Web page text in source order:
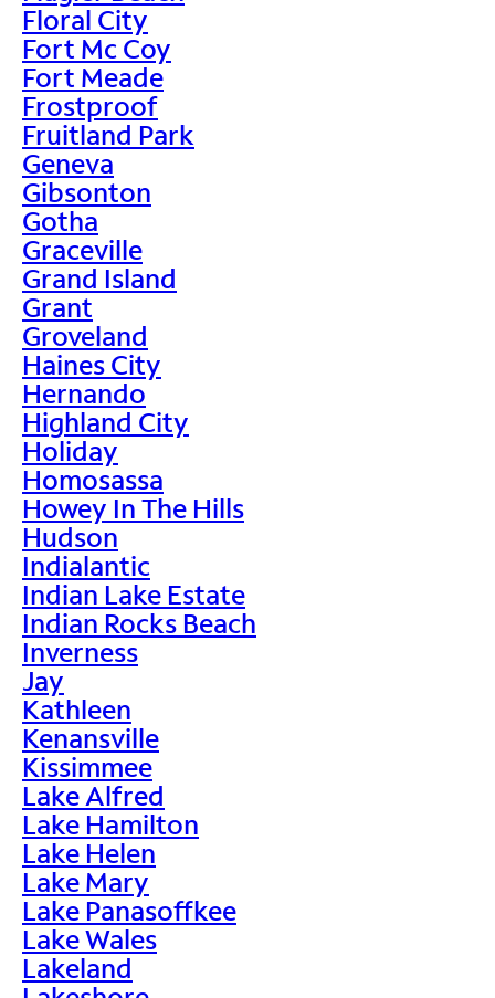
Floral City
Fort Mc Coy
Fort Meade
Frostproof
Fruitland Park
Geneva
Gibsonton
Gotha
Graceville
Grand Island
Grant
Groveland
Haines City
Hernando
Highland City
Holiday
Homosassa
Howey In The Hills
Hudson
Indialantic
Indian Lake Estate
Indian Rocks Beach
Inverness
Jay
Kathleen
Kenansville
Kissimmee
Lake Alfred
Lake Hamilton
Lake Helen
Lake Mary
Lake Panasoffkee
Lake Wales
Lakeland